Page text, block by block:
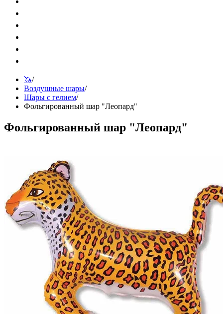
🦄/
Воздушные шары/
Шары с гелием/
Фольгированный шар "Леопард"
Фольгированный шар "Леопард"